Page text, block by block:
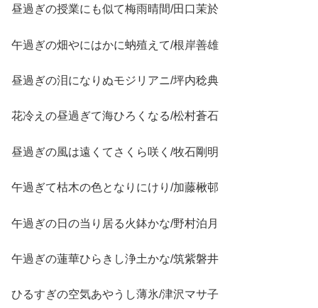
昼過ぎの授業にも似て梅雨晴間/田口茉於
午過ぎの畑やにはかに蚋殖えて/根岸善雄
昼過ぎの泪になりぬモジリアニ/坪内稔典
花冷えの昼過ぎて海ひろくなる/松村蒼石
昼過ぎの風は遠くてさくら咲く/牧石剛明
午過ぎて枯木の色となりにけり/加藤楸邨
午過ぎの日の当り居る火鉢かな/野村泊月
午過ぎの蓮華ひらきし浄土かな/筑紫磐井
ひるすぎの空気あやうし薄氷/津沢マサ子